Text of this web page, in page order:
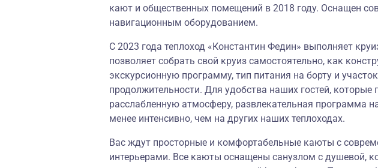
кают и общественных помещений в 2018 году. Оснащен
навигационным оборудованием.
С 2023 года теплоход «Константин Федин» выполняет
позволяет собрать свой круиз самостоятельно, как
экскурсионную программу, тип питания на борту и
продолжительности. Для удобства наших гостей, которые
расслабленную атмосферу, развлекательная программа
менее интенсивно, чем на других наших теплоходах.
Вас ждут просторные и комфортабельные каюты с
интерьерами. Все каюты оснащены санузлом с душевой,